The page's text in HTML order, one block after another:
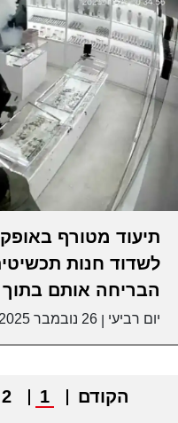
תיעוד מטורף
לשדוד חנות
הבריחה אותם בתוך
יום רביעי 26 נובמבר 2025
הקודם 1
2